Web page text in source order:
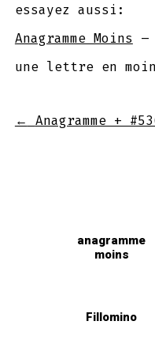
essayez aussi:
Anagramme Moins –
une lettre en
← Anagramme +
anagramme
moins
Fillomino